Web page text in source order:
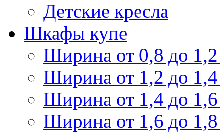
Детские кресла
Шкафы купе
Ширина от 0,8 до
Ширина от 1,2 до
Ширина от 1,4 до
Ширина от 1,6 до